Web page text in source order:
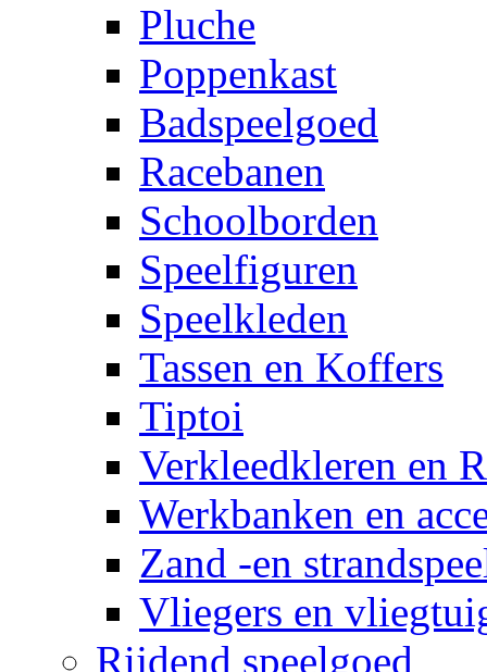
Pluche
Poppenkast
Badspeelgoed
Racebanen
Schoolborden
Speelfiguren
Speelkleden
Tassen en Koffers
Tiptoi
Verkleedkleren en
Werkbanken en
Zand -en
Vliegers en
Rijdend speelgoed